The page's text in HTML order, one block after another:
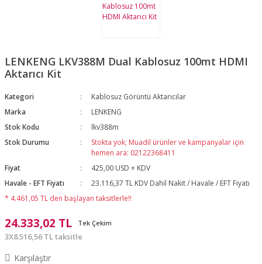
LENKENG LKV388M Dual Kablosuz 100mt HDMI
Aktarıcı Kit
Kategori
Kablosuz Görüntü Aktarıcılar
Marka
LENKENG
Stok Kodu
lkv388m
Stok Durumu
Stokta yok; Muadil ürünler ve kampanyalar için
hemen ara: 02122368411
Fiyat
425,00 USD + KDV
Havale - EFT Fiyatı
23.116,37 TL KDV Dahil Nakit / Havale / EFT Fiyatı
* 4.461,05 TL den başlayan taksitlerle!!
24.333,02 TL Tek Çekim
3X8.516,56 TL taksitle
Karşılaştır